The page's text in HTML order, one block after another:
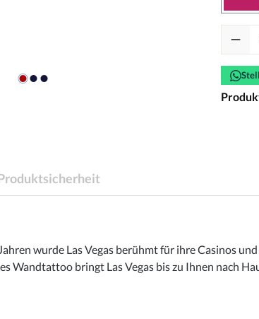
wurde Las Vegas berühmt für ihre Casinos
Wandtattoo bringt Las Vegas bis zu Ihnen nach